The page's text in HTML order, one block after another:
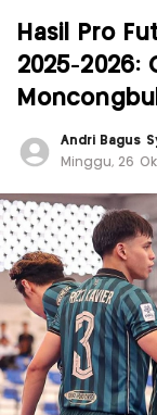
Hasil Pro
2025-2026:
Andri Bagus
Minggu, 26